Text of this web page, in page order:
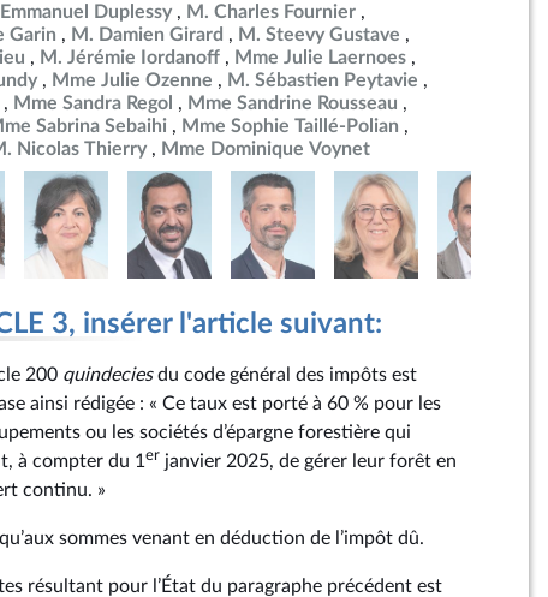
Duplessy
M. Charles Fournier
Garin
M. Damien Girard
M. Steevy Gustave
M. Jérémie Iordanoff
Mme Julie Laernoes
Mme Julie Ozenne
M. Sébastien Peytavie
Mme Sandra Regol
Mme Sandrine Rousseau
Sabrina Sebaihi
Mme Sophie Taillé-Polian
Nicolas Thierry Mme Dominique Voynet
3, insérer l'article suivant:
200 quindeciesdu code général des impôts est
ainsi rédigée : « Ce taux est porté à 60 % pour les
ou les sociétés d’épargne forestière qui
à compter du 1 er janvier 2025, de gérer leur forêt en
continu. »
qu’aux sommes venant en déduction de l’impôt dû.
résultant pour l’État du paragraphe précédent est